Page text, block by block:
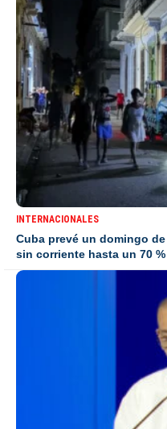
INTERNACIONALES
Cuba prevé un domingo
sin corriente hasta un 70